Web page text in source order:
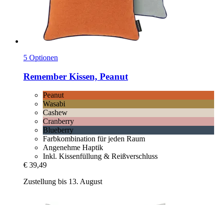
5 Optionen
Remember Kissen, Peanut
Peanut
Wasabi
Cashew
Cranberry
Blueberry
Farbkombination für jeden Raum
Angenehme Haptik
Inkl. Kissenfüllung & Reißverschluss
€ 39,49
Zustellung bis 13. August